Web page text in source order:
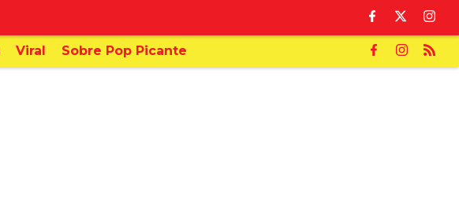
Viral Sobre Pop Picante